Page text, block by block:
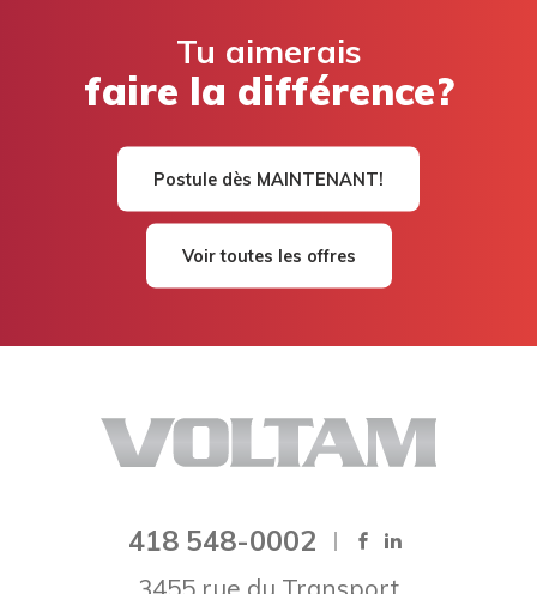
Tu aimerais
faire la différence?
Postule dès MAINTENANT!
Voir toutes les offres
418 548-0002